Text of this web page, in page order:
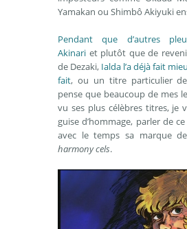
Yamakan ou Shimbô Akiyuki
Pendant que d’autres
Akinari et plutôt que de
de Dezaki, Ialda l’a déjà fait
fait, ou un titre particulier
pense que beaucoup de mes
vu ses plus célèbres titres, je
guise d’hommage, parler de
avec le temps sa marque
harmony cels.